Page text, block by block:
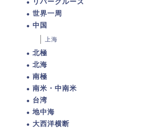
リバークルーズ
世界一周
中国
上海
北極
北海
南極
南米・中南米
台湾
地中海
大西洋横断